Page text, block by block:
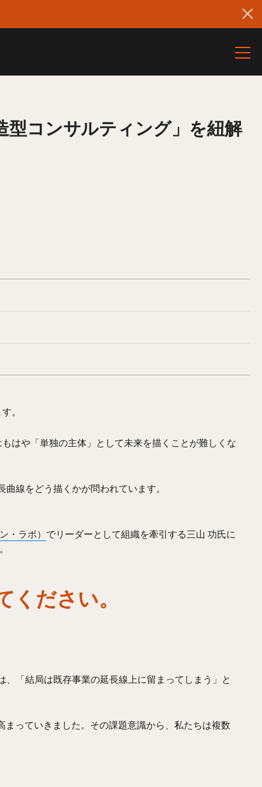
型コンサルティング」を紐解
。
はや「単独の主体」として未来を描くことが難しくな
線をどう描くかが問われています。
・ラボ） でリーダーとして組織を牽引する三山 功氏に
ださい。
「結局は既存事業の延長線上に留まってしまう」と
っていきました。その課題意識から、私たちは複数